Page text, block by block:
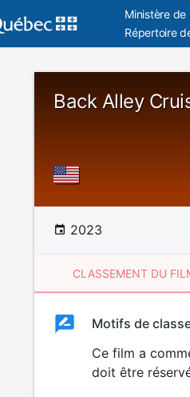
Ministère de
Répertoire
Back Alley
2023
CLASSEMENT DU
ClassementClassement
Motifs de
Ce film a
doit être